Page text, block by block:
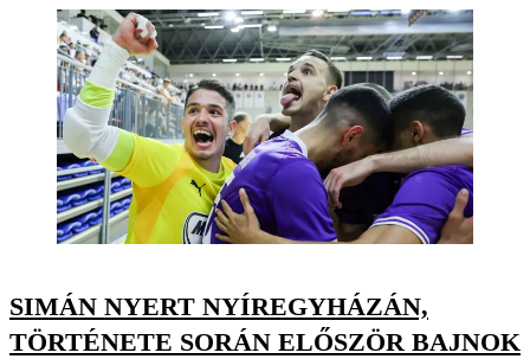
SIMÁN NYERT NYÍREGYHÁZÁN,
TÖRTÉNETE SORÁN ELŐSZÖR BAJNOK